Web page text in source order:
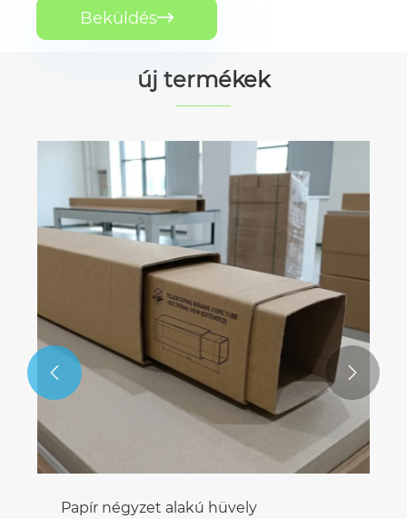
Beküldés
új termékek
Papír négyzet alakú hüvely
 